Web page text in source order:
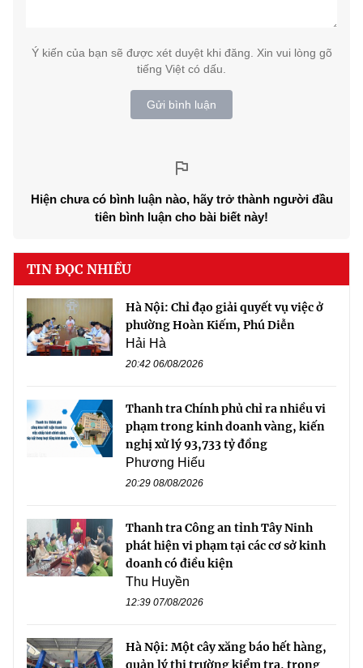
Ý kiến của bạn sẽ được xét duyệt khi đăng. Xin vui lòng gõ
tiếng Việt có dấu.
Gửi bình luận
Hiện chưa có bình luận nào, hãy trở thành người đầu
tiên bình luận cho bài biết này!
TIN ĐỌC NHIỀU
Hà Nội: Chỉ đạo giải quyết vụ việc ở
phường Hoàn Kiếm, Phú Diễn
Hải Hà
20:42 06/08/2026
Thanh tra Chính phủ chỉ ra nhiều vi
phạm trong kinh doanh vàng, kiến
nghị xử lý 93,733 tỷ đồng
Phương Hiếu
20:29 08/08/2026
Thanh tra Công an tỉnh Tây Ninh
phát hiện vi phạm tại các cơ sở kinh
doanh có điều kiện
Thu Huyền
12:39 07/08/2026
Hà Nội: Một cây xăng báo hết hàng,
quản lý thị trường kiểm tra, trong